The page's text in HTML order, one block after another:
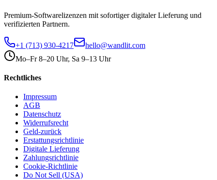
Premium-Softwarelizenzen mit sofortiger digitaler Lieferung und
verifizierten Partnern.
+1 (713) 930-4217
hello@wandlit.com
Mo–Fr 8–20 Uhr, Sa 9–13 Uhr
Rechtliches
Impressum
AGB
Datenschutz
Widerrufsrecht
Geld-zurück
Erstattungsrichtlinie
Digitale Lieferung
Zahlungsrichtlinie
Cookie-Richtlinie
Do Not Sell (USA)